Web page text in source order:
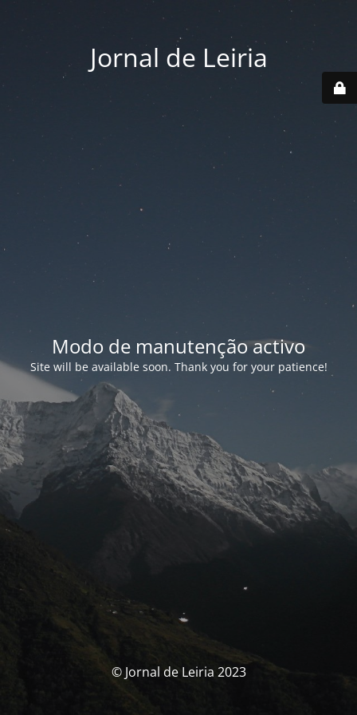
Jornal de Leiria
Modo de manutenção activo
Site will be available soon. Thank you for your patience!
© Jornal de Leiria 2023